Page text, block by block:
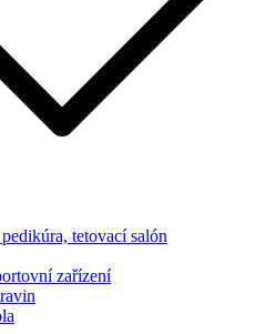
tetovací salón
zařízení